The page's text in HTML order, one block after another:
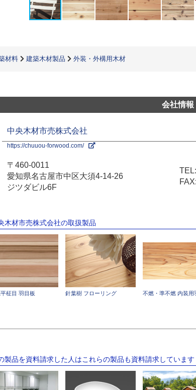
材料 建築木材製品 外装・外構用木材
会社情報
中央木材市売株式会社
https://chuuou-forwood.com/
〒460-0011
愛知県名古屋市中区大須4-14-26
ジツダビル6F
TEL:
木材市売株式会社の取扱製品
柾目 羽目板 針葉樹 フローリング 不燃・準不燃 内装用
製品を資料請求した人はこれらの製品も資料請求しています